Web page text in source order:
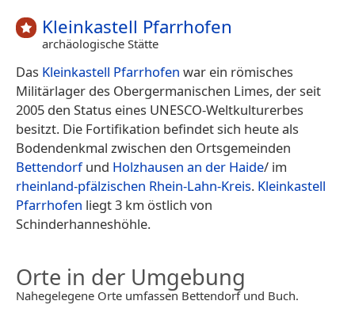
Kleinkastell Pfarrhofen
archäologische Stätte
Das Kleinkastell Pfarrhofen war ein römisches
Militärlager des Obergermanischen Limes, der seit
2005 den Status eines UNESCO-Weltkulturerbes
besitzt. Die Fortifikation befindet sich heute als
Bodendenkmal zwischen den Ortsgemeinden
Bettendorfund Holzhausen an der Haide/ im
rheinland-pfälzischen Rhein-Lahn-Kreis. Kleinkastell
Pfarrhofen liegt 3 km östlich von
Schinderhanneshöhle.
Orte in der Umgebung
Nahegelegene Orte umfassen Bettendorf und Buch.